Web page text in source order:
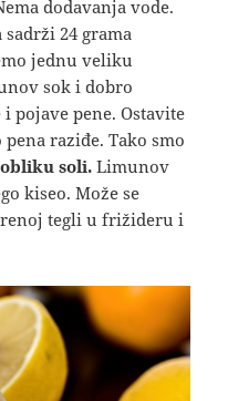
dodavanja vode.
24 grama
jednu veliku
sok i dobro
pojave pene. Ostavite
raziđe. Tako smo
soli.Limunov
kiseo. Može se
tegli u frižideru i